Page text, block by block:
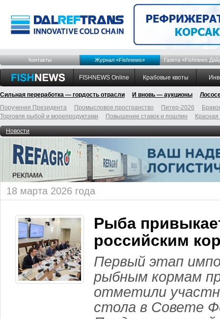
Контакты Журнал «Fishnews» Газета «Fishnews
FISHNEWS Online Крабовые квоты
Сильная переработка — гордость отрасли И вновь — аукционы
Поручения Президента
Промысловое пространство Питер-2026
Торговля рыбой и морепродуктами
Повышение ставок и пошлин
Новости
18 марта 2026 года
Рыба
российским
Первый этап
рыбным кормам
отметили
стола в Совете